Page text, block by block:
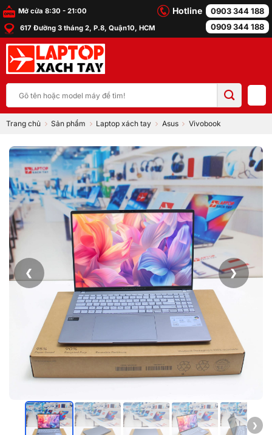
Bỏ
qua
nội
dung
Mở cửa 8:30 - 21:00
617 Đường 3 tháng 2, P.8, Quận10, HCM
Hotline
0903 344 188
0909 344 188
kiếm:
Trang chủ Sản phẩm Laptop xách tay Asus Vivobook
❮ ❯
❯